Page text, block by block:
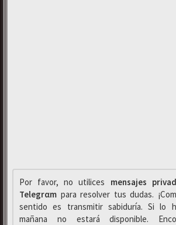
Por favor, no utilices mensajes
Telegrαm para resolver tus dudas.
sentido es transmitir sabiduría. Si lo
mañana no estará disponible.